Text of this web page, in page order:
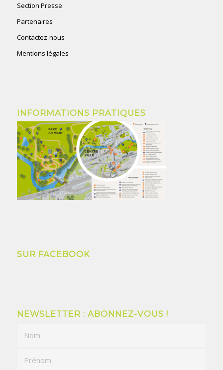
Section Presse
Partenaires
Contactez-nous
Mentions légales
INFORMATIONS PRATIQUES
SUR FACEBOOK
NEWSLETTER : ABONNEZ-VOUS !